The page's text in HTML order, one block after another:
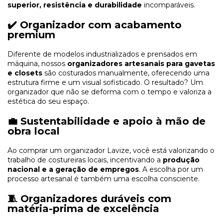
superior, resistência e durabilidade incomparáveis.
✔️ Organizador com acabamento
premium
Diferente de modelos industrializados e prensados em
máquina, nossos organizadores artesanais para gavetas
e closets são costurados manualmente, oferecendo uma
estrutura firme e um visual sofisticado. O resultado? Um
organizador que não se deforma com o tempo e valoriza a
estética do seu espaço.
💼 Sustentabilidade e apoio à mão de
obra local
Ao comprar um organizador Lavize, você está valorizando o
trabalho de costureiras locais, incentivando a produção
nacional e a geração de empregos. A escolha por um
processo artesanal é também uma escolha consciente.
🧵 Organizadores duráveis com
matéria-prima de excelência